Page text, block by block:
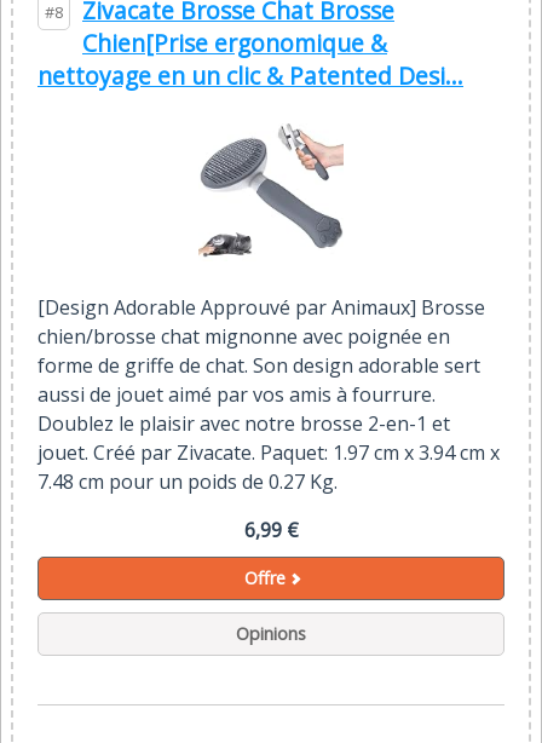
#8
Zivacate Brosse Chat Brosse
Chien[Prise ergonomique &
nettoyage en un clic & Patented Desi...
[Design Adorable Approuvé par Animaux] Brosse
chien/brosse chat mignonne avec poignée en
forme de griffe de chat. Son design adorable sert
aussi de jouet aimé par vos amis à fourrure.
Doublez le plaisir avec notre brosse 2-en-1 et
jouet. Créé par Zivacate. Paquet: 1.97 cm x 3.94 cm x
7.48 cm pour un poids de 0.27 Kg.
6,99 €
Offre
Opinions